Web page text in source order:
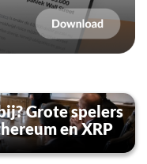
Grote spelers
en XRP